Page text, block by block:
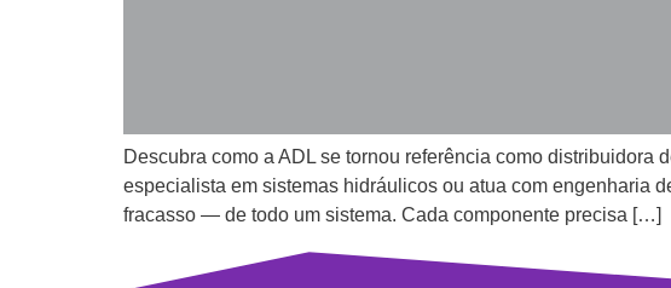
Descubra como a ADL se tornou referência como
especialista em sistemas hidráulicos ou atua com engenharia
fracasso — de todo um sistema. Cada componente precisa […]